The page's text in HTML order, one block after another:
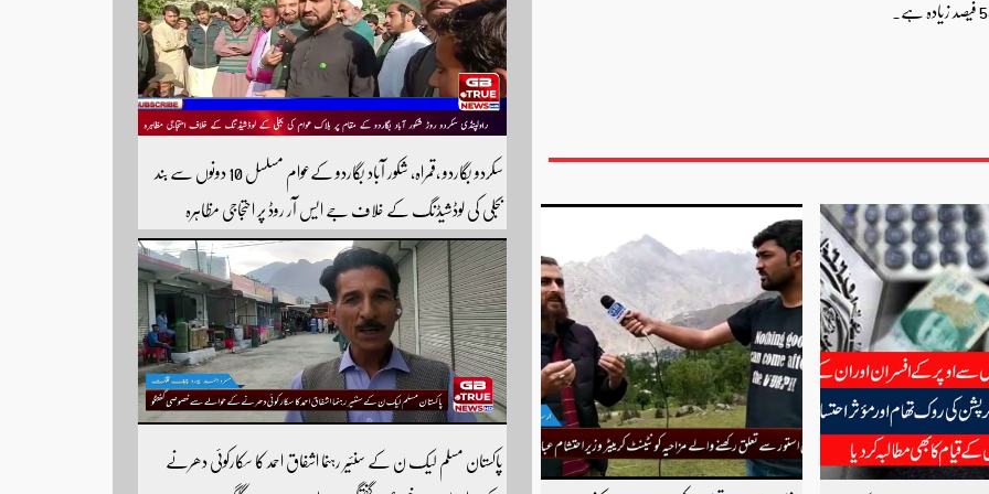
سکردو بگاردو ،قمراہ، شکور آباد بگاردو کےعوام مسلسل 10 دونوں سے بند
بجلی کی لوڈشیڈنگ کے خلاف جے ایس آر روڈ پر احتجاجی مظاہرہ
راولپنڈی سکردو روڑ ہر قسم کی ٹریفک کے لئے بند۔۔ مزید اپڈیٹس کے
لیے ہمارے یوٹیوب چینل کو سبسکرائب کریں
پاکستان مسلم لیک ن کے سنئیر رہنما اشفاق احمد کا سکارکوئی دھرنے